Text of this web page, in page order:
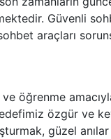
Güvenli
araçları
ve öğrenme
özgür ve
güzel